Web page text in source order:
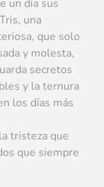
un día sus
una
que solo
y molesta,
secretos
y la ternura
los días más
tristeza que
que siempre